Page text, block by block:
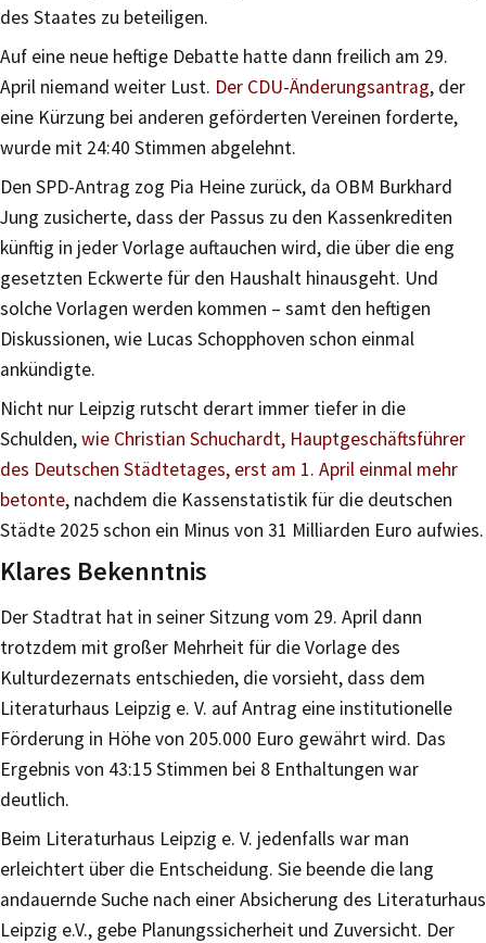
des Staates zu beteiligen.
Auf eine neue heftige Debatte hatte dann freilich am 29.
April niemand weiter Lust. Der CDU-Änderungsantrag, der
eine Kürzung bei anderen geförderten Vereinen forderte,
wurde mit 24:40 Stimmen abgelehnt.
Den SPD-Antrag zog Pia Heine zurück, da OBM Burkhard
Jung zusicherte, dass der Passus zu den Kassenkrediten
künftig in jeder Vorlage auftauchen wird, die über die eng
gesetzten Eckwerte für den Haushalt hinausgeht. Und
solche Vorlagen werden kommen – samt den heftigen
Diskussionen, wie Lucas Schopphoven schon einmal
ankündigte.
Nicht nur Leipzig rutscht derart immer tiefer in die
Schulden,wie Christian Schuchardt, Hauptgeschäftsführer
des Deutschen Städtetages, erst am 1. April einmal mehr
betonte, nachdem die Kassenstatistik für die deutschen
Städte 2025 schon ein Minus von 31 Milliarden Euro aufwies.
Klares Bekenntnis
Der Stadtrat hat in seiner Sitzung vom 29. April dann
trotzdem mit großer Mehrheit für die Vorlage des
Kulturdezernats entschieden, die vorsieht, dass dem
Literaturhaus Leipzig e. V. auf Antrag eine institutionelle
Förderung in Höhe von 205.000 Euro gewährt wird. Das
Ergebnis von 43:15 Stimmen bei 8 Enthaltungen war
deutlich.
Beim Literaturhaus Leipzig e. V. jedenfalls war man
erleichtert über die Entscheidung. Sie beende die lang
andauernde Suche nach einer Absicherung des Literaturhaus
Leipzig e.V., gebe Planungssicherheit und Zuversicht. Der